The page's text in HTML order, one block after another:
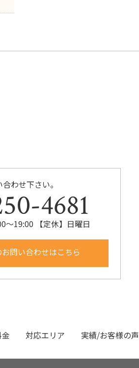
わせ下さい。
4681
〜19:00 【定休】日曜日
問い合わせはこちら
対応エリア 実績/お客様の声